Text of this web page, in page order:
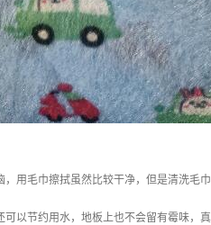
用毛巾擦拭虽然比较干净，但是清洗毛
以节约用水，地板上也不会留有霉味，真